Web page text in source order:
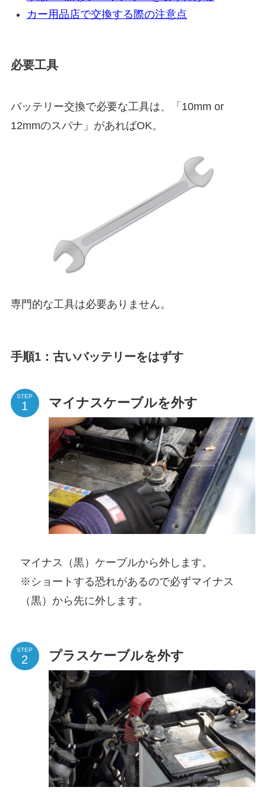
カー用品店で交換する際の注意点
必要工具
バッテリー交換で必要な工具は、「10mm or
12mmのスパナ」があればOK。
専門的な工具は必要ありません。
手順1：古いバッテリーをはずす
STEP マイナスケーブルを外す
マイナス（黒）ケーブルから外します。
※ショートする恐れがあるので必ずマイナス
（黒）から先に外します。
STEP プラスケーブルを外す